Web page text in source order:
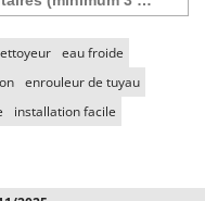
eau froide
enrouleur de tuyau
installation facile